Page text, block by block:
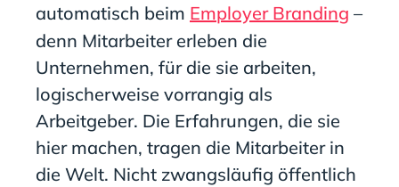
automatisch beim Employer Branding –
denn Mitarbeiter erleben die
Unternehmen, für die sie arbeiten,
logischerweise vorrangig als
Arbeitgeber. Die Erfahrungen, die sie
hier machen, tragen die Mitarbeiter in
die Welt. Nicht zwangsläufig öffentlich